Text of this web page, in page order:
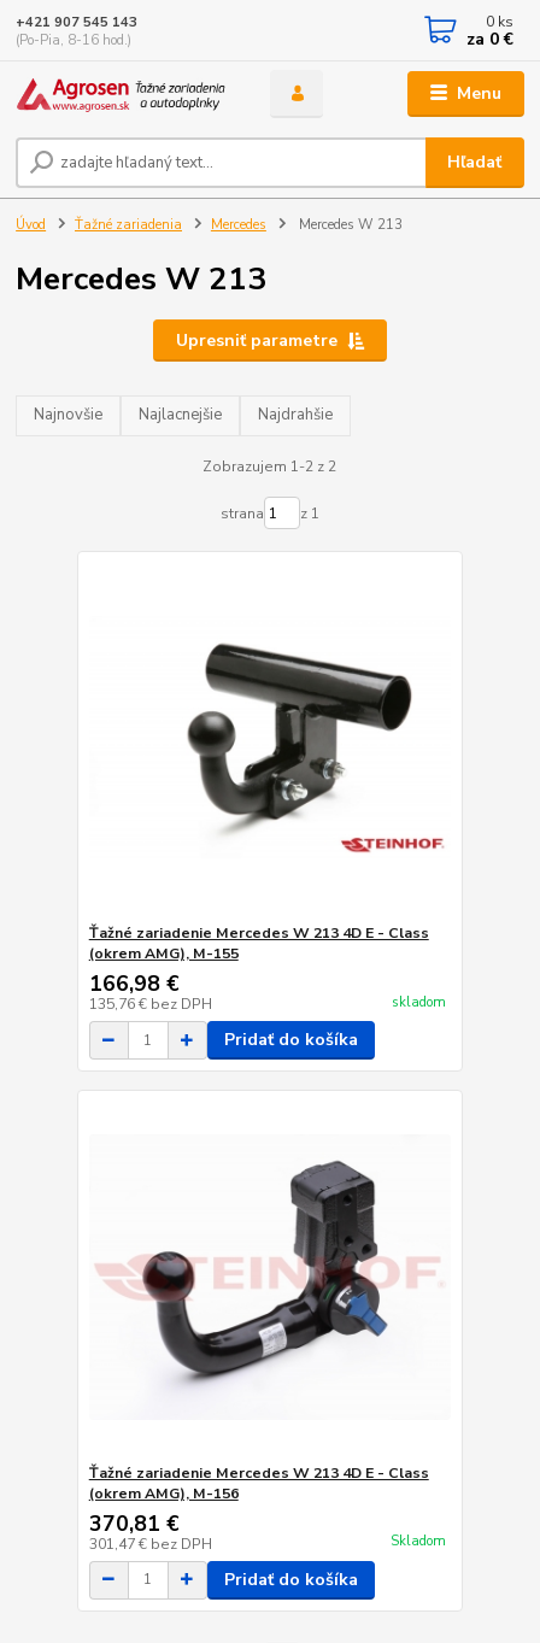
Menu
Hľadať
+421 907 545 143
(Po-Pia, 8-16 hod.)
0 ks
za 0 €
Úvod Ťažné zariadenia Mercedes Mercedes W 213
Mercedes W 213
Upresniť parametre
Najnovšie Najlacnejšie Najdrahšie
Zobrazujem 1-2 z 2
strana z 1
Ťažné zariadenie Mercedes W 213 4D E - Class
(okrem AMG), M-155
166,98 €
135,76 € bez DPH skladom
Pridať do košíka
Ťažné zariadenie Mercedes W 213 4D E - Class
(okrem AMG), M-156
370,81 €
301,47 € bez DPH Skladom
Pridať do košíka